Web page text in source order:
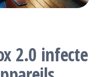
2.0 infecte